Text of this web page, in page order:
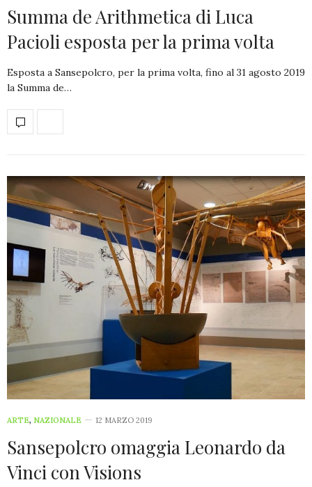
Summa de Arithmetica di Luca
Pacioli esposta per la prima volta
Esposta a Sansepolcro, per la prima volta, fino al 31 agosto 2019
la Summa de…
ARTE, NAZIONALE 12 MARZO 2019
Sansepolcro omaggia Leonardo da
Vinci con Visions